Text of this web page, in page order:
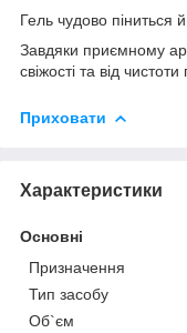
Гель чудово
Завдяки приємному
свіжості та від
Приховати
Характеристики
Основні
Призначення
Тип засобу
Об`єм